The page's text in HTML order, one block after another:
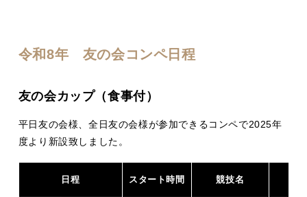
令和8年 友の会コンペ日程
友の会カップ（食事付）
平日友の会様、全日友の会様が参加できるコンペで2025年
度より新設致しました。
日程 スタート時間 競技名